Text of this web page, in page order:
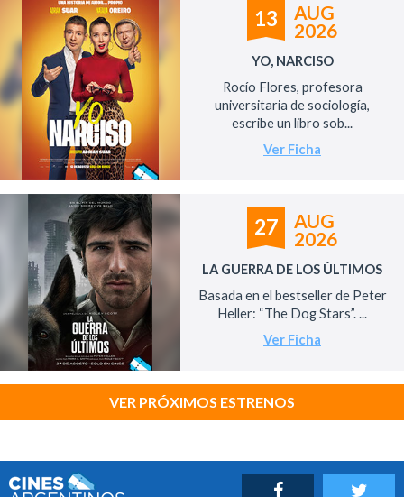
13
AUG
2026
YO, NARCISO
Rocío Flores, profesora
universitaria de sociología,
escribe un libro sob...
Ver Ficha
27
AUG
2026
LA GUERRA DE LOS ÚLTIMOS
Basada en el bestseller de Peter
Heller: “The Dog Stars”. ...
Ver Ficha
VER PRÓXIMOS ESTRENOS